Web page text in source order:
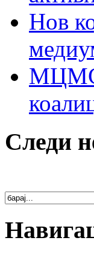
Нов
МЦМС
Следи